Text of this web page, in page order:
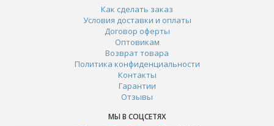
Как сделать заказ
Условия доставки и оплаты
Договор оферты
Оптовикам
Возврат товара
Политика конфиденциальности
Контакты
Гарантии
Отзывы
МЫ В СОЦСЕТЯХ